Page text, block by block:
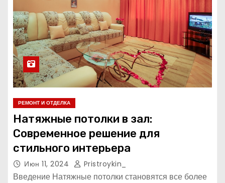
РЕМОНТ И ОТДЕЛКА
Натяжные потолки в зал:
Современное решение для
стильного интерьера
Июн 11, 2024 Pristroykin_
Введение Натяжные потолки становятся все более